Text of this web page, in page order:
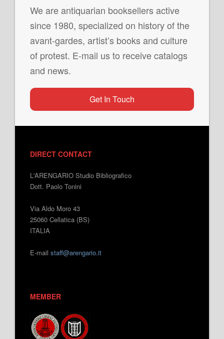
We are antiquarian booksellers active
since 1980, specialized on history of the
avant-gardes, artist’s books and culture
of protest. E-mail us to receive catalogs
and news.
Get In Touch
DIRECT CONTACT
L'ARENGARIO Studio Bibliografico
Dott. Paolo Tonini
Via Aldo Moro 43
25060 Cellatica (BS)
ITALIA
E-mail staff@arengario.it
MEMBER